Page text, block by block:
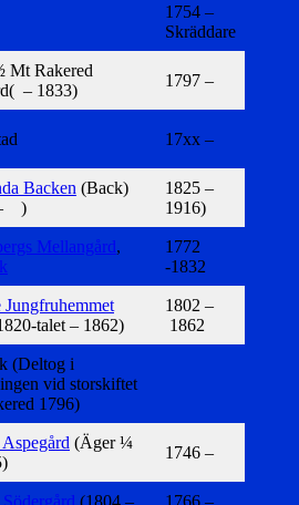
1754 –
Skräddare
Mt Rakered
– 1833)
1797 –
17xx –
Backen (Back)
– )
1825 –
1916)
Mellangård,
1772
-1832
talet – 1862)
1802 –
1862
(Deltog i
vid storskiftet
1796)
(Äger ¼
1746 –
(1804 –
1766 –